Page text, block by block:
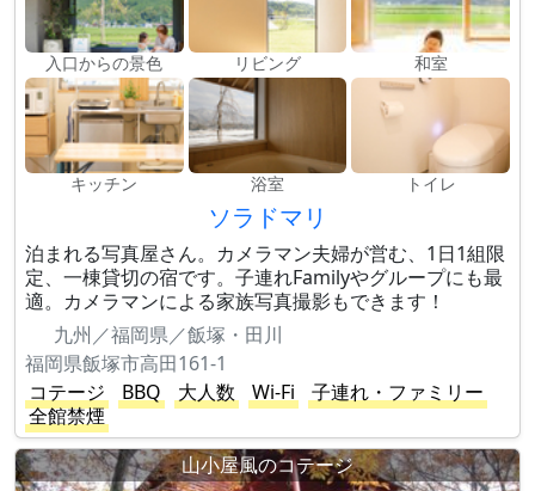
入口からの景色 リビング 和室
キッチン 浴室 トイレ
ソラドマリ
泊まれる写真屋さん。カメラマン夫婦が営む、1日1組限
定、一棟貸切の宿です。子連れFamilyやグループにも最
適。カメラマンによる家族写真撮影もできます！
九州／福岡県／飯塚・田川
福岡県飯塚市高田161-1
コテージ
BBQ 大人数 Wi-Fi
子連れ・ファミリー
全館禁煙
山小屋風のコテージ